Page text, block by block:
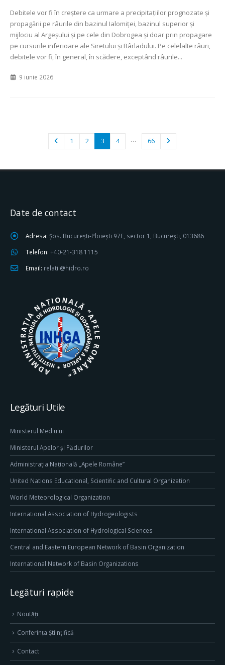
Debitele vor fi în creștere ca urmare a precipitațiilor prognozate și
propagării pe râurile din bazinul Ialomiței, bazinul superior și
mijlociu al Argeșului și pe cele din Dobrogea și doar prin propagare
pe cursurile inferioare ale Siretului și Bârladului. Pe celelalte râuri,
debitele vor fi, în general, în scădere, exceptând râurile...
9 iunie 2026
1 2 3 4 … 66
Date de contact
Adresa: Șos. București-Ploiești 97E, sector 1, București, 013686
Telefon: +40-21-318 1115
Email: relatii@hidro.ro
Legături Utile
Ministerul Mediului
Ministerul Apelor și Pădurilor
Administrația Națională „Apele Române”
United Nations Educational, Scientific and Cultural Organization
World Meteorological Organization
International Association of Hydrogeologists
International Association of Hydrological Sciences
Central and Eastern European Network of Basin Organization
International Network of Basin Organizations
Legături rapide
Noutăți
Conferința Științifică
Contact